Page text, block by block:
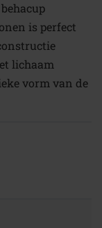
is perfect
lichaam
vorm van de